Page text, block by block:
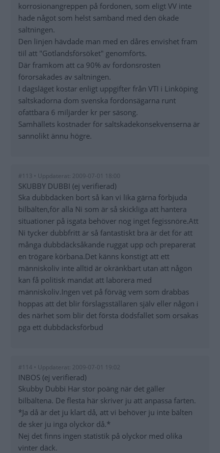
korrosionangreppen på fordonen, som eligt VV inte
hade något som helst samband med den ökade
saltningen.
Den linjen hävdade man med en dåres envishet fram
tiil att "Gotlandsförsöket" genomförts.
Där framkom att ca 90% av fordonsrosten
förorsakades av saltningen.
I dagsläget kostar enligt uppgifter från VTI i Linköping
saltskadorna dom svenska fordonsägarna runt
ofattbara 6 miljarder kr per säsong.
Samhällets kostnader för saltskadekonsekvenserna är
sannolikt ännu högre.
#113 • Uppdaterat: 2009-07-01 18:00
SKUBBY DUBBI (ej verifierad)
Ska dubbdäcken bort så kan vi lika gärna förbjuda
bilbälten,för alla Ni som är så skickliga att hantera
situationer på isgata behöver nog inget fegissnöre.Att
Ni tycker dubbfritt är så fantastiskt bra är det för att
många dubbdäcksåkande ruggat upp och preparerat
en trögare körbana.Det känns konstigt att ett
människoliv inte alltid är okränkbart utan att någon
kan få politisk mandat att laborera med
människoliv.Ingen vet på förväg vem som drabbas
hoppas att det blir förslagsställaren själv eller någon i
des närhet som blir det första dödsfallet som orsakas
pga ett dubbdäcksförbud
#114 • Uppdaterat: 2009-07-01 19:02
INBOS (ej verifierad)
Skubby Dubbi Har stor poäng när det gäller
bilbältena. De flesta här skriver ju att anpassa farten.
*Ja då är det ju klart då, att vi behöver ju inte bälten
de sker ju inga olyckor då.*
Nej det finns ingen statistik på olyckor med olika
vinter däck.